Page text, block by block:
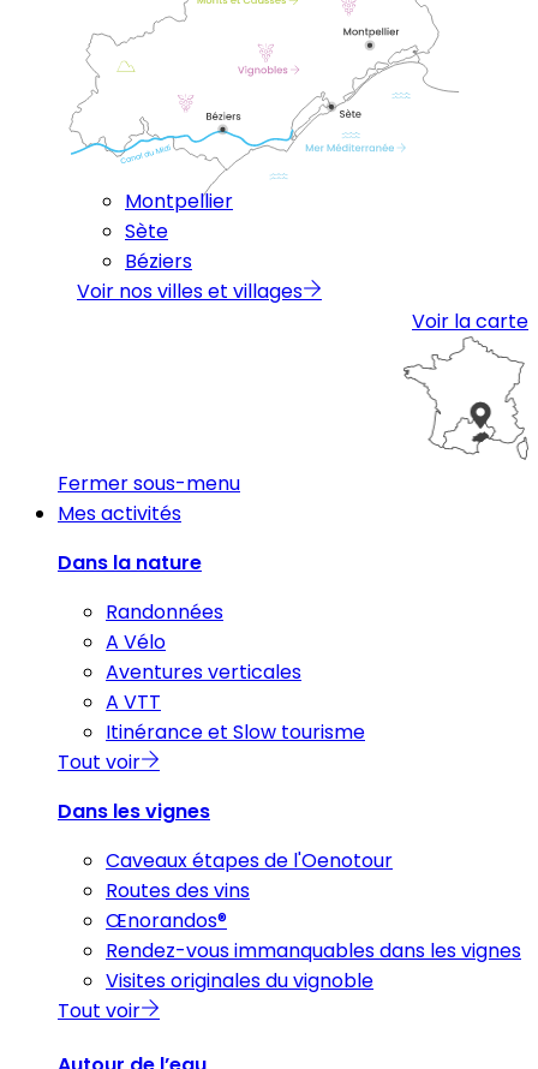
Montpellier
Sète
Béziers
Voir nos villes et villages
Voir la carte
Fermer sous-menu
Mes activités
Dans la nature
Randonnées
A Vélo
Aventures verticales
A VTT
Itinérance et Slow tourisme
Tout voir
Dans les vignes
Caveaux étapes de l'Oenotour
Routes des vins
Œnorandos®
Rendez-vous immanquables dans les vignes
Visites originales du vignoble
Tout voir